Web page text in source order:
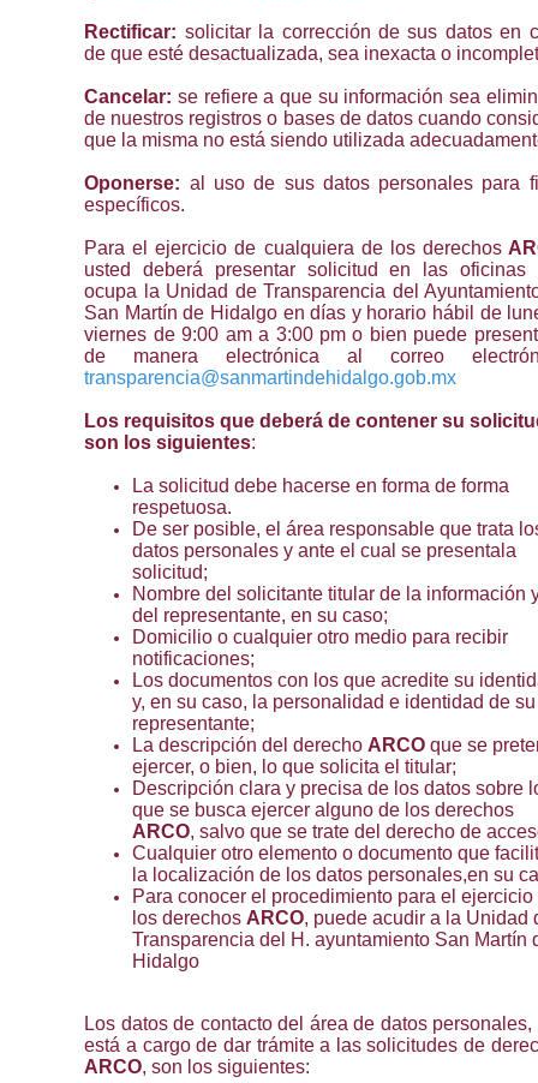
Rectificar: solicitar la corrección de sus datos en
de que esté desactualizada, sea inexacta o
Cancelar: se refiere a que su información sea
de nuestros registros o bases de datos cuando
que la misma no está siendo utilizada
Oponerse: al uso de sus datos personales para
específicos.
Para el ejercicio de cualquiera de los derechos
usted deberá presentar solicitud en las oficinas
ocupa la Unidad de Transparencia del
San Martín de Hidalgo en días y horario hábil de
viernes de 9:00 am a 3:00 pm o bien puede
de manera electrónica al correo
transparencia@sanmartindehidalgo.gob.mx
Los requisitos que deberá de contener su
son los siguientes:
La solicitud debe hacerse en forma de forma
respetuosa.
De ser posible, el área responsable que trata
datos personales y ante el cual se presentala
solicitud;
Nombre del solicitante titular de la información
del representante, en su caso;
Domicilio o cualquier otro medio para recibir
notificaciones;
Los documentos con los que acredite su
y, en su caso, la personalidad e identidad de su
representante;
La descripción del derecho ARCO que se
ejercer, o bien, lo que solicita el titular;
Descripción clara y precisa de los datos sobre
que se busca ejercer alguno de los derechos
ARCO, salvo que se trate del derecho de
Cualquier otro elemento o documento que
la localización de los datos personales,en su
Para conocer el procedimiento para el ejercicio
los derechos ARCO, puede acudir a la Unidad
Transparencia del H. ayuntamiento San Martín
Hidalgo
Los datos de contacto del área de datos personales,
está a cargo de dar trámite a las solicitudes de
ARCO, son los siguientes: